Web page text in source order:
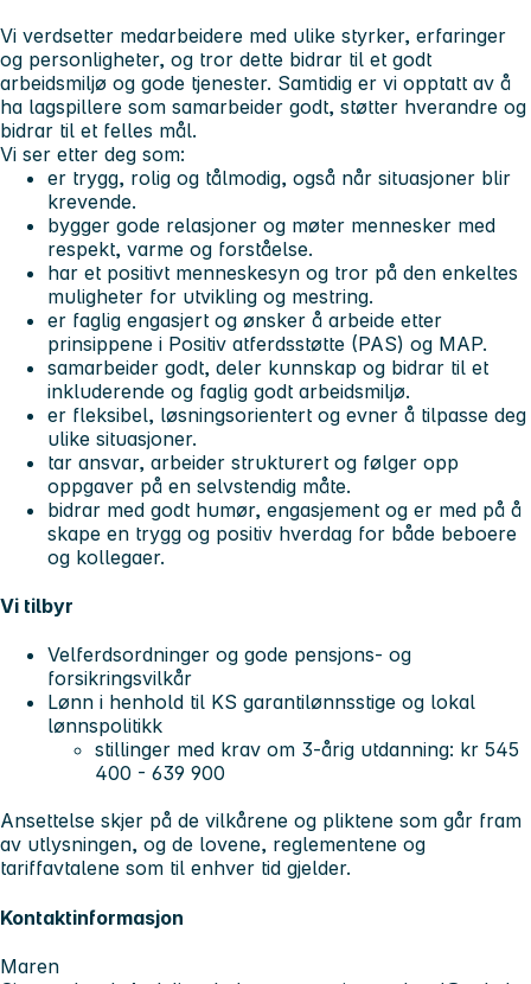
Vi verdsetter medarbeidere med ulike styrker, erfaringer
og personligheter, og tror dette bidrar til et godt
arbeidsmiljø og gode tjenester. Samtidig er vi opptatt av å
ha lagspillere som samarbeider godt, støtter hverandre og
bidrar til et felles mål.
Vi ser etter deg som:
er trygg, rolig og tålmodig, også når situasjoner blir
krevende.
bygger gode relasjoner og møter mennesker med
respekt, varme og forståelse.
har et positivt menneskesyn og tror på den enkeltes
muligheter for utvikling og mestring.
er faglig engasjert og ønsker å arbeide etter
prinsippene i Positiv atferdsstøtte (PAS) og MAP.
samarbeider godt, deler kunnskap og bidrar til et
inkluderende og faglig godt arbeidsmiljø.
er fleksibel, løsningsorientert og evner å tilpasse deg
ulike situasjoner.
tar ansvar, arbeider strukturert og følger opp
oppgaver på en selvstendig måte.
bidrar med godt humør, engasjement og er med på å
skape en trygg og positiv hverdag for både beboere
og kollegaer.
Vi tilbyr
Velferdsordninger og gode pensjons- og
forsikringsvilkår
Lønn i henhold til KS garantilønnsstige og lokal
lønnspolitikk
stillinger med krav om 3-årig utdanning: kr 545
400 - 639 900
Ansettelse skjer på de vilkårene og pliktene som går fram
av utlysningen, og de lovene, reglementene og
tariffavtalene som til enhver tid gjelder.
Kontaktinformasjon
Maren